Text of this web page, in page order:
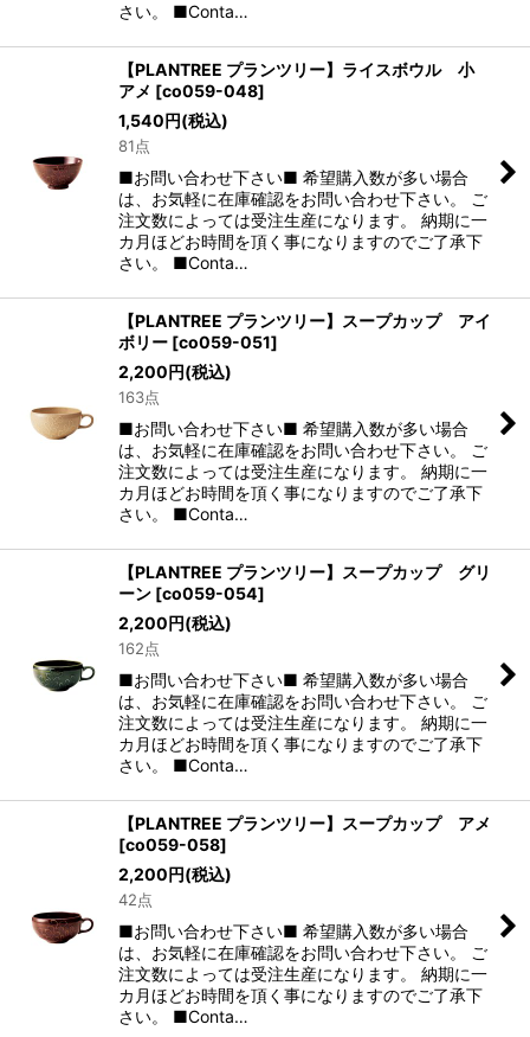
さい。 ■Conta…
【PLANTREE プランツリー】ライスボウル 小
アメ [co059-048]
1,540円(税込)
81点
■お問い合わせ下さい■ 希望購入数が多い場合
は、お気軽に在庫確認をお問い合わせ下さい。 ご
注文数によっては受注生産になります。 納期に一
カ月ほどお時間を頂く事になりますのでご了承下
さい。 ■Conta…
【PLANTREE プランツリー】スープカップ アイ
ボリー [co059-051]
2,200円(税込)
163点
■お問い合わせ下さい■ 希望購入数が多い場合
は、お気軽に在庫確認をお問い合わせ下さい。 ご
注文数によっては受注生産になります。 納期に一
カ月ほどお時間を頂く事になりますのでご了承下
さい。 ■Conta…
【PLANTREE プランツリー】スープカップ グリ
ーン [co059-054]
2,200円(税込)
162点
■お問い合わせ下さい■ 希望購入数が多い場合
は、お気軽に在庫確認をお問い合わせ下さい。 ご
注文数によっては受注生産になります。 納期に一
カ月ほどお時間を頂く事になりますのでご了承下
さい。 ■Conta…
【PLANTREE プランツリー】スープカップ アメ
[co059-058]
2,200円(税込)
42点
■お問い合わせ下さい■ 希望購入数が多い場合
は、お気軽に在庫確認をお問い合わせ下さい。 ご
注文数によっては受注生産になります。 納期に一
カ月ほどお時間を頂く事になりますのでご了承下
さい。 ■Conta…